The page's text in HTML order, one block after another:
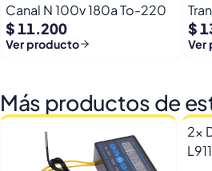
Canal N 100v 180a To-220
$ 11.200
Ver producto
15a
$
Ver
Más productos de
2x